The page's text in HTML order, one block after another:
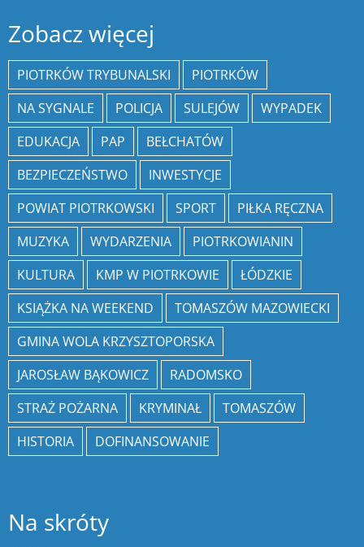
Zobacz więcej
PIOTRKÓW TRYBUNALSKI
PIOTRKÓW
NA SYGNALE
POLICJA SULEJÓW
WYPADEK
EDUKACJA
PAP
BEŁCHATÓW
BEZPIECZEŃSTWO
INWESTYCJE
POWIAT PIOTRKOWSKI
SPORT
PIŁKA RĘCZNA
MUZYKA
WYDARZENIA
PIOTRKOWIANIN
KULTURA
KMP W PIOTRKOWIE
ŁÓDZKIE
KSIĄŻKA NA WEEKEND
TOMASZÓW MAZOWIECKI
GMINA WOLA KRZYSZTOPORSKA
JAROSŁAW BĄKOWICZ
RADOMSKO
STRAŻ POŻARNA
KRYMINAŁ
TOMASZÓW
HISTORIA
DOFINANSOWANIE
Na skróty